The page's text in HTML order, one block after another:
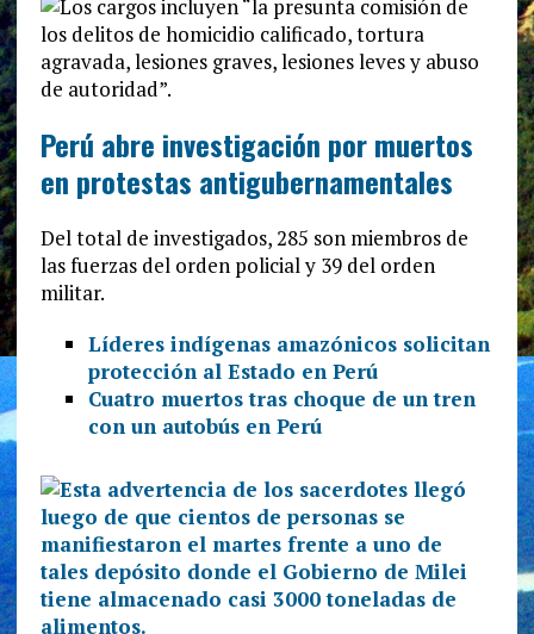
Perú abre investigación por muertos
en protestas antigubernamentales
Del total de investigados, 285 son miembros de
las fuerzas del orden policial y 39 del orden
militar.
Líderes indígenas amazónicos solicitan
protección al Estado en Perú
Cuatro muertos tras choque de un tren
con un autobús en Perú